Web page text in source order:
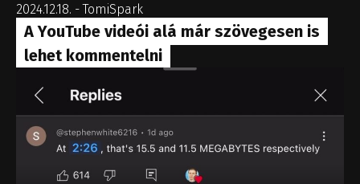
2024.12.18. -TomiSpark
A YouTube videói alá már szövegesen is
lehet kommentelni